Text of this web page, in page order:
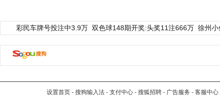
彩民车牌号投注中3.9万 双色球148期开奖:头奖11注666万 徐州
设置首页 - 搜狗输入法 - 支付中心 - 搜狐招聘 - 广告服务 - 客服中心